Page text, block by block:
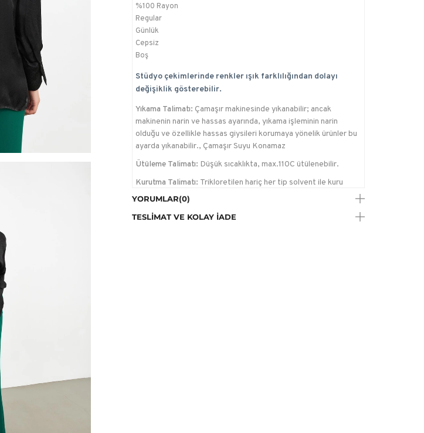
%100 Rayon
Regular
Günlük
Cepsiz
Boş
Stüdyo çekimlerinde renkler ışık farklılığından dolayı
değişiklik gösterebilir.
Yıkama Talimatı: Çamaşır makinesinde yıkanabilir; ancak
makinenin narin ve hassas ayarında, yıkama işleminin narin
olduğu ve özellikle hassas giysileri korumaya yönelik ürünler bu
ayarda yıkanabilir., Çamaşır Suyu Konamaz
Ütüleme Talimatı: Düşük sıcaklıkta, max.110C ütülenebilir.
Kurutma Talimatı: Trikloretilen hariç her tip solvent ile kuru
temizleme yapılabilir.
YORUMLAR(0)
TESLIMAT VE KOLAY İADE